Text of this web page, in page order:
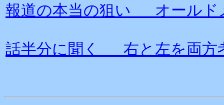
報道の本当の狙い オールド
話半分に聞く 右と左を両方